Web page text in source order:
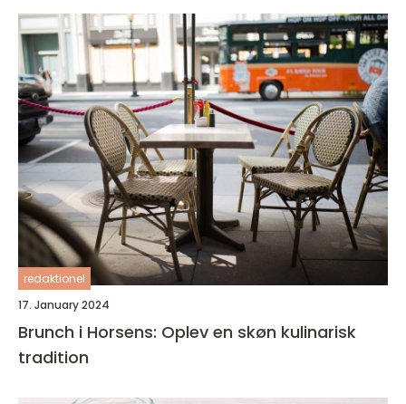
redaktionel
17. January 2024
Brunch i Horsens: Oplev en skøn kulinarisk
tradition